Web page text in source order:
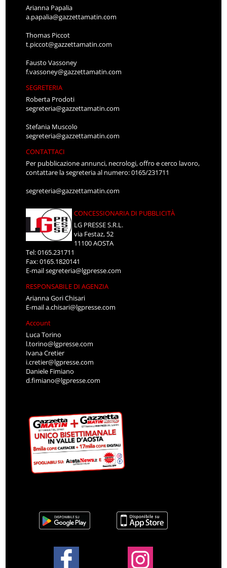
Arianna Papalia
a.papalia@gazzettamatin.com
Thomas Piccot
t.piccot@gazzettamatin.com
Fausto Vassoney
f.vassoney@gazzettamatin.com
SEGRETERIA
Roberta Prodoti
segreteria@gazzettamatin.com
Stefania Muscolo
segreteria@gazzettamatin.com
CONTATTACI
Per pubblicazione annunci, necrologi, offro e cerco lavoro,
contattare la segreteria al numero: 0165/231711
segreteria@gazzettamatin.com
CONCESSIONARIA DI PUBBLICITÀ
LG PRESSE S.R.L.
via Festaz, 52
11100 AOSTA
Tel: 0165.231711
Fax: 0165.1820141
E-mailsegreteria@lgpresse.com
RESPONSABILE DI AGENZIA
Arianna Gori Chisari
E-maila.chisari@lgpresse.com
Account
Luca Torino
l.torino@lgpresse.com
Ivana Cretier
i.cretier@lgpresse.com
Daniele Fimiano
d.fimiano@lgpresse.com